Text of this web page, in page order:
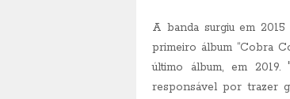
A banda surgiu em
primeiro álbum “Cobra
último álbum, em
responsável por trazer